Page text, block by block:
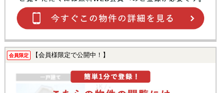
会員限定 【会員様限定で公開中！】